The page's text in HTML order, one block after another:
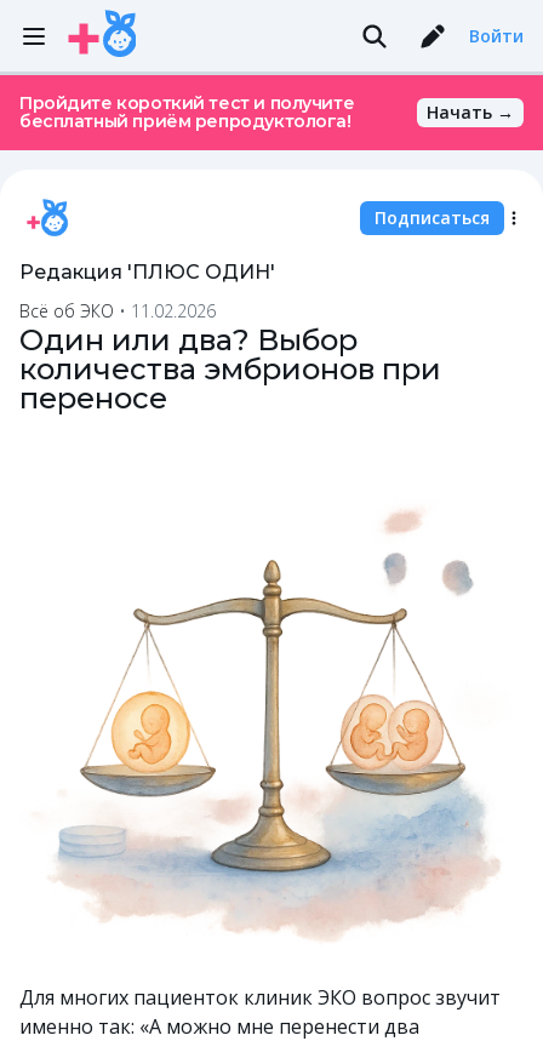
Войти
Пройдите короткий тест и получите
бесплатный приём репродуктолога!
Начать →
Редакция 'ПЛЮС ОДИН'
Подписаться
Всё об ЭКО • 11.02.2026
Один или два? Выбор
количества эмбрионов при
переносе
Для многих пациенток клиник ЭКО вопрос звучит
именно так: «А можно мне перенести два